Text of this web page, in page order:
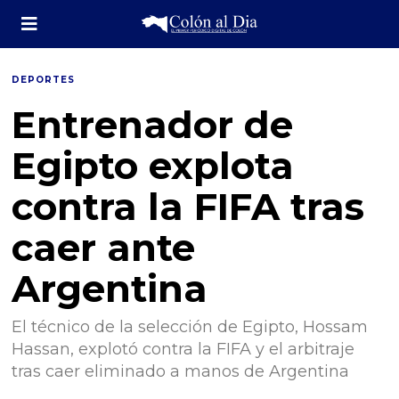
DEPORTES
Entrenador de
Egipto explota
contra la FIFA tras
caer ante
Argentina
El técnico de la selección de Egipto, Hossam
Hassan, explotó contra la FIFA y el arbitraje
tras caer eliminado a manos de Argentina